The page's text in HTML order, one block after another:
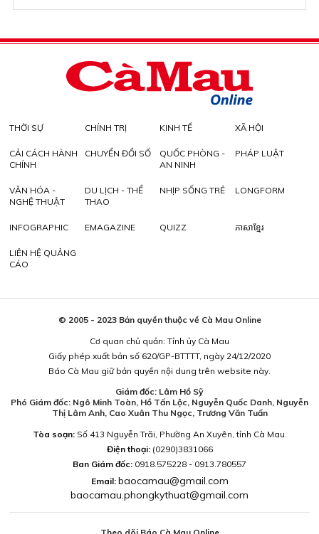
THỜI SỰ CHÍNH TRỊ KINH TẾ XÃ HỘI
CẢI CÁCH HÀNH
CHÍNH
CHUYỂN ĐỔI SỐ
QUỐC PHÒNG -
AN NINH
PHÁP LUẬT
VĂN HÓA -
NGHỆ THUẬT
DU LỊCH - THỂ
THAO
NHỊP SỐNG TRẺ LONGFORM
INFOGRAPHIC EMAGAZINE QUIZZ ភាសាខ្មែរ
LIÊN HỆ QUẢNG
CÁO
© 2005 - 2023 Bản quyền thuộc về Cà Mau Online
Cơ quan chủ quản: Tỉnh ủy Cà Mau
Giấy phép xuất bản số 620/GP-BTTTT, ngày 24/12/2020
Báo Cà Mau giữ bản quyền nội dung trên website này.
Giám đốc: Lâm Hồ Sỹ
Phó Giám đốc: Ngô Minh Toàn, Hồ Tấn Lộc, Nguyễn Quốc Danh, Nguyễn
Thị Lâm Anh, Cao Xuân Thu Ngọc, Trương Văn Tuấn
Tòa soạn:Số 413 Nguyễn Trãi, Phường An Xuyên, tỉnh Cà Mau.
Điện thoại: (0290)3831066
Ban Giám đốc: 0918.575228 - 0913.780557
Email: baocamau@gmail.com
baocamau.phongkythuat@gmail.com